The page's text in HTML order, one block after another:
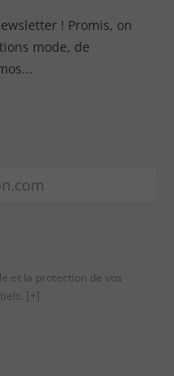
! Promis, on
mode, de
et la protection de vos
[+]